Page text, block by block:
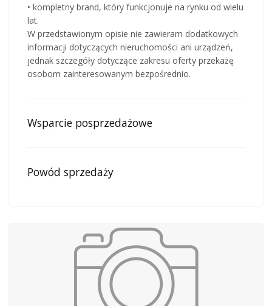
• kompletny brand, który funkcjonuje na rynku od wielu
lat.
W przedstawionym opisie nie zawieram dodatkowych
informacji dotyczących nieruchomości ani urządzeń,
jednak szczegóły dotyczące zakresu oferty przekażę
osobom zainteresowanym bezpośrednio.
Wsparcie posprzedażowe
Powód sprzedaży